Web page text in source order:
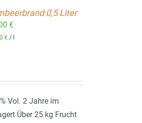
0,5 Liter
€
€ /
Vol. 2 Jahre im
Über 25 kg Frucht